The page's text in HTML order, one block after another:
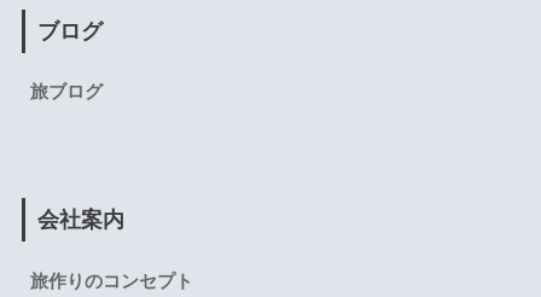
ブログ
旅ブログ
会社案内
旅作りのコンセプト